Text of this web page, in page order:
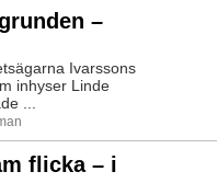
–
Ivarssons
inhyser Linde
...
flicka – i